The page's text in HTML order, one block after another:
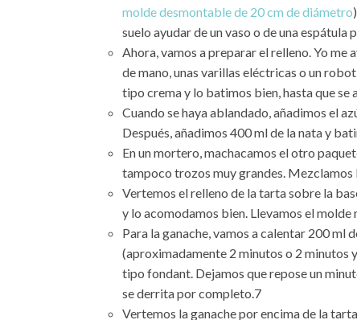
molde desmontable de 20 cm de diámetro
suelo ayudar de un vaso o de una espátula
Ahora, vamos a preparar el relleno. Yo me
de mano, unas varillas eléctricas o un
tipo crema y lo batimos bien, hasta que se
Cuando se haya ablandado, añadimos el
Después, añadimos 400 ml de la nata y
En un mortero, machacamos el otro
tampoco trozos muy grandes. Mezclamos
Vertemos el relleno de la tarta sobre la
y lo acomodamos bien. Llevamos el molde
Para la ganache, vamos a calentar 200 ml
(aproximadamente 2 minutos o 2 minutos
tipo fondant. Dejamos que repose un
se derrita por completo.7
Vertemos la ganache por encima de la